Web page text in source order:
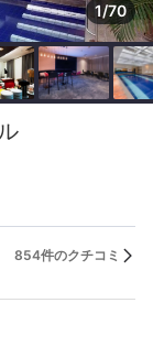
1/70
854件のクチコミ